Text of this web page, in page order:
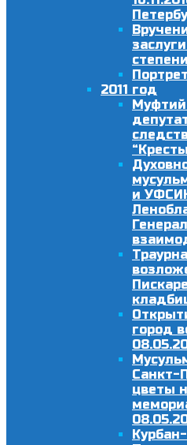
степени
2011 год
и
город
Санкт-
цветы
Курбан-